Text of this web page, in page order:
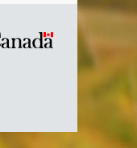
Symbole